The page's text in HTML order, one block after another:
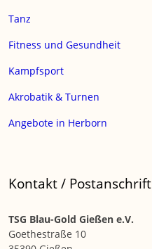
Tanz
Fitness und Gesundheit
Kampfsport
Akrobatik & Turnen
Angebote in Herborn
Kontakt / Postanschrift
TSG Blau-Gold Gießen e.V.
Goethestraße 10